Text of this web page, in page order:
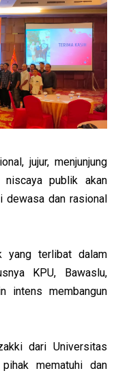
jujur, menjunjung
publik akan
dewasa dan rasional
yang terlibat dalam
KPU, Bawaslu,
intens membangun
dari Universitas
mematuhi dan